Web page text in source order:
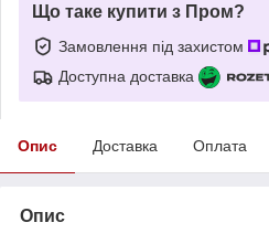
Що таке купити з Пром?
Замовлення під захистом
Доступна доставка
Опис Доставка Оплата
Опис